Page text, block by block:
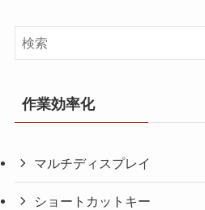
作業効率化
マルチディスプレイ
ショートカットキー